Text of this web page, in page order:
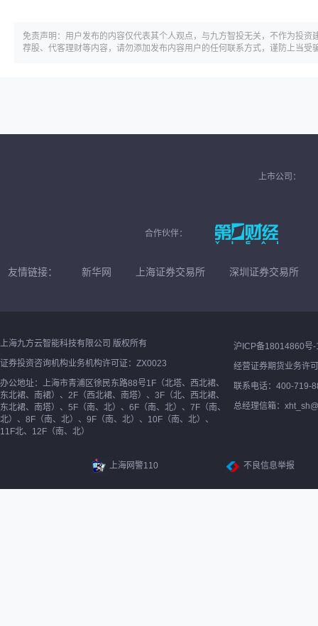
免责声明：用户发布的内容仅代表其个人观点，与九方智投无关，不作为投
荐股、代客理财等内容，请勿添加发布内容用户的任何联系方式，谨防上当受
上市公司：
合作伙伴：
友情链接： 新华网 上海证券交易所 深圳证券交易所
上海九方云智能科技有限公司 版权所有
证券投资咨询机构业务机构许可证：ZX0023
办公地址：上海市青浦区徐民东路88号1F（北塔、西北裙、
东北裙、南裙）、2F（西北裙、南塔）、3F（北、西北裙、
东北裙、南塔）、5F（南、北）、6F（南、北）、7F（南、
北）、8F（南、北）、9F（南、北）、10F（南、北）、
11F北、12F（南、北）
沪ICP备18014860号-
经营证券期货业务许
联系电话：400-719-
总经理信箱：
上海网警110 不良信息举报